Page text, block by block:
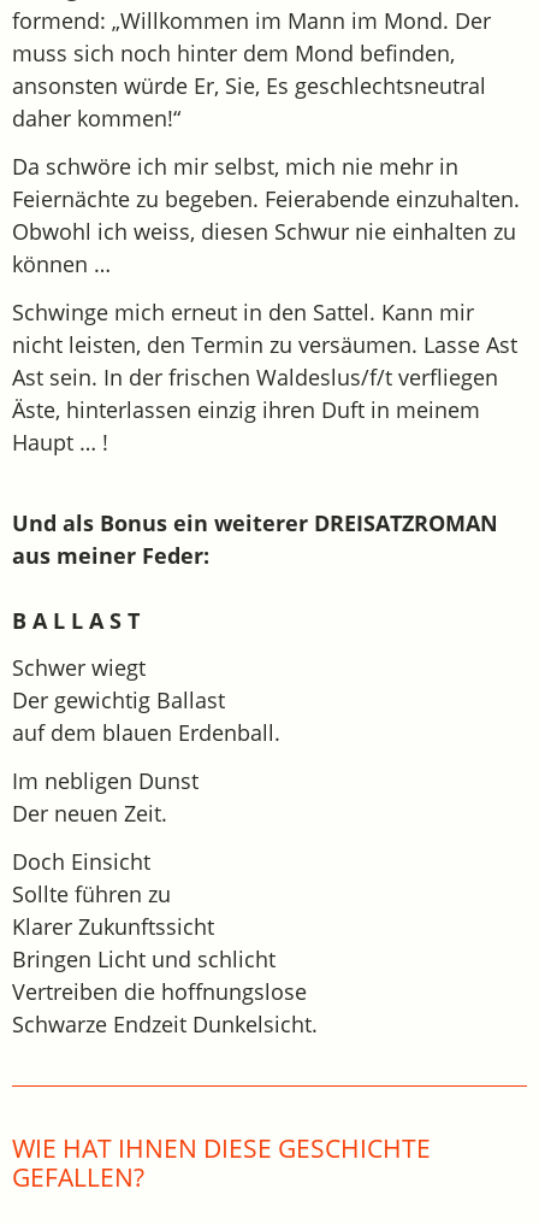
formend: „Willkommen im Mann im Mond. Der
muss sich noch hinter dem Mond befinden,
ansonsten würde Er, Sie, Es geschlechtsneutral
daher kommen!“
Da schwöre ich mir selbst, mich nie mehr in
Feiernächte zu begeben. Feierabende einzuhalten.
Obwohl ich weiss, diesen Schwur nie einhalten zu
können …
Schwinge mich erneut in den Sattel. Kann mir
nicht leisten, den Termin zu versäumen. Lasse Ast
Ast sein. In der frischen Waldeslus/f/t verfliegen
Äste, hinterlassen einzig ihren Duft in meinem
Haupt … !
Und als Bonus ein weiterer DREISATZROMAN
aus meiner Feder:
B A L L A S T
Schwer wiegt
Der gewichtig Ballast
auf dem blauen Erdenball.
Im nebligen Dunst
Der neuen Zeit.
Doch Einsicht
Sollte führen zu
Klarer Zukunftssicht
Bringen Licht und schlicht
Vertreiben die hoffnungslose
Schwarze Endzeit Dunkelsicht.
WIE HAT IHNEN DIESE GESCHICHTE
GEFALLEN?